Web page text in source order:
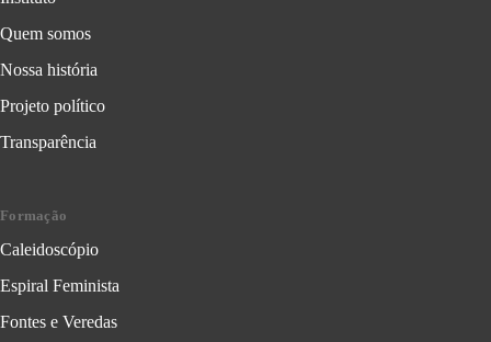
Quem somos
Nossa história
Projeto político
Transparência
Formação
Caleidoscópio
Espiral Feminista
Fontes e Veredas